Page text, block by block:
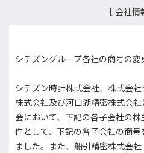
［ 会社情
シチズングループ各社の商号の
シチズン時計株式会社、株式会
株式会社及び河口湖精密株式会
会において、下記の各子会社の
件として、下記の各子会社の商
ました。また、船引精密株式会